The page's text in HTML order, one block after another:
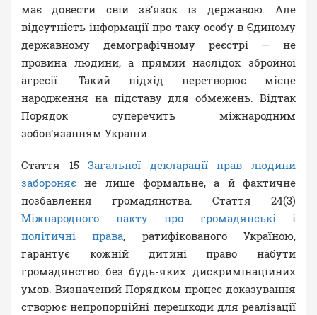
має довести свій зв’язок із державою. Але
відсутність інформації про таку особу в Єдиному
державному демографічному реєстрі — не
провина людини, а прямий наслідок збройної
агресії. Такий підхід перетворює місце
народження на підставу для обмежень. Відтак
Порядок суперечить міжнародним
зобов’язанням України.
Стаття 15Загальної декларації прав людини
забороняє не лише формальне, а й фактичне
позбавлення громадянства. Стаття 24(3)
Міжнародного пакту про громадянські і
політичні права, ратифікованого Україною,
гарантує кожній дитині право набути
громадянство без будь-яких дискримінаційних
умов. Визначений Порядком процес доказування
створює непропорційні перешкоди для реалізації